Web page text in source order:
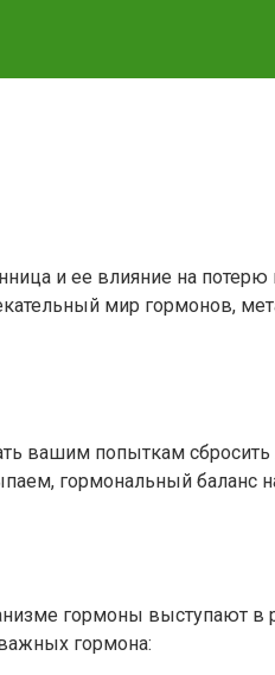
и ее влияние на
мир гормонов,
вашим попыткам
гормональный баланс
гормоны выступают в
гормона: